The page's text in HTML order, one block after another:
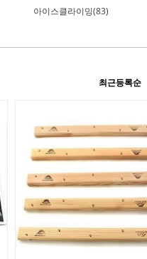
아이스클라이밍(83)
최근등록순